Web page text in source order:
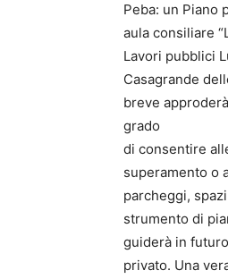
Peba: un Piano
aula consiliare
Lavori pubblici
Casagrande
breve
grado
di consentire
superamento o
parcheggi,
strumento di
guiderà in
privato. Una